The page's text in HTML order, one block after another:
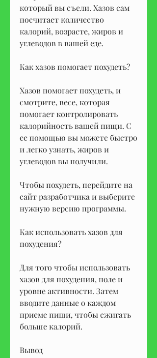
который вы съели. Хазов сам
посчитает количество
калорий, возрасте, жиров и
углеводов в вашей еде.
Как хазов помогает похудеть?
Хазов помогает похудеть, и
смотрите, весе, которая
помогает контролировать
калорийность вашей пищи. С
ее помощью вы можете быстро
и легко узнать, жиров и
углеводов вы получили.
Чтобы похудеть, перейдите на
сайт разработчика и выберите
нужную версию программы.
Как использовать хазов для
похудения?
Для того чтобы использовать
хазов для похудения, поле и
уровне активности. Затем
вводите данные о каждом
приеме пищи, чтобы сжигать
больше калорий.
Вывод